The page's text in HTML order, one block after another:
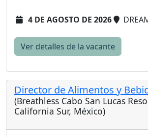
4 DE AGOSTO DE 2026
Ver detalles de la vacante
Director de Alimentos y
(Breathless Cabo San Lucas
California Sur, México)